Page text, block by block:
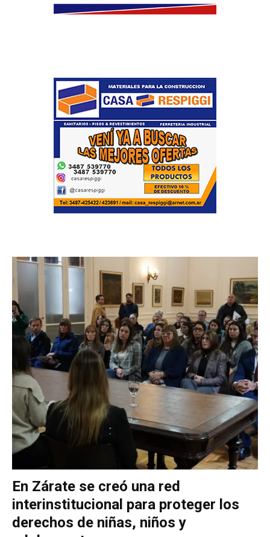
En Zárate se creó una red
interinstitucional para proteger los
derechos de niñas, niños y